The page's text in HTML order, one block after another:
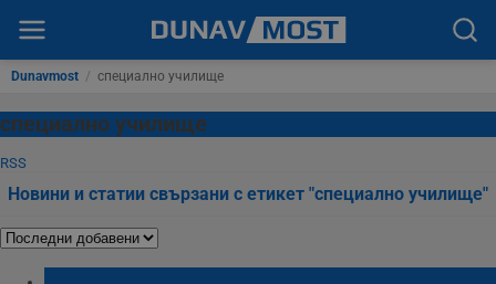
Dunavmost / специално училище
специално училище
RSS
Новини и статии свързани с етикет "специално училище"